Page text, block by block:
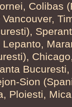
Colibas
Sion
Ploiesti,